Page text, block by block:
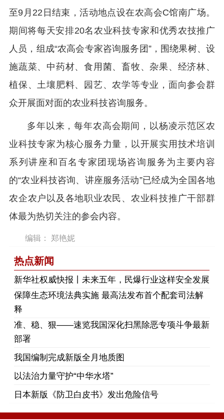
至9月22日结束，活动地点设在农高会C馆南广场。
期间将每天安排20名农业科技专家和优秀农技推广
人员，组成“农高会专家咨询服务团”，围绕果树、设
施蔬菜、中药材、食用菌、畜牧、杂果、经济林、
植保、土壤肥料、园艺、农学等专业，面向参会群
众开展面对面的农业科技咨询服务。
多年以来，每年农高会期间，以杨凌示范区农
业科技专家为核心服务力量，以开展实用技术培训
系列讲座和百名专家团现场咨询服务为主要内容
的“农业科技咨询、讲座服务活动”已经成为全国各地
农企农户以及各地职业农民、农业科技推广干部群
体最为热切关注的参会内容。
编辑： 郑艳妮
热点新闻
​新华社权威快报丨未来五年，民爆行业这样安全发展
保障生态环境法典实施 最高法发布首个配套司法解
释
​准、稳、狠——速览我国深化扫黑除恶专项斗争最新
部署
我国编制完成新版全月地质图
以法治力量守护“中华水塔”
日本新版《防卫白皮书》发出危险信号